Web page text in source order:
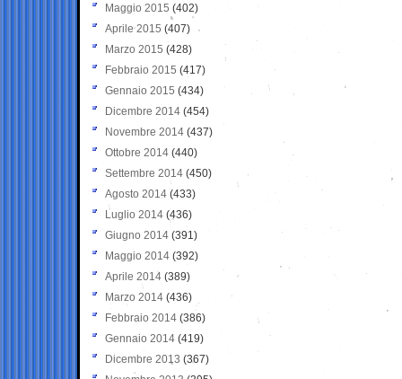
Maggio 2015 (402)
Aprile 2015 (407)
Marzo 2015 (428)
Febbraio 2015 (417)
Gennaio 2015 (434)
Dicembre 2014 (454)
Novembre 2014 (437)
Ottobre 2014 (440)
Settembre 2014 (450)
Agosto 2014 (433)
Luglio 2014 (436)
Giugno 2014 (391)
Maggio 2014 (392)
Aprile 2014 (389)
Marzo 2014 (436)
Febbraio 2014 (386)
Gennaio 2014 (419)
Dicembre 2013 (367)